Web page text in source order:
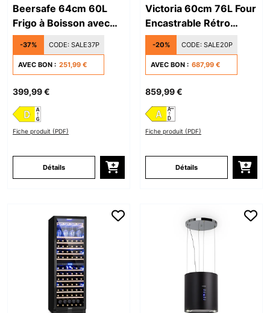
Beersafe 64cm 60L
Frigo à Boisson avec
Porte Vitrée Argent
-37% CODE: SALE37P
AVEC BON : 251,99 €
399,99 €
Fiche produit (PDF)
Détails
Victoria 60cm 76L Four
Encastrable Rétro
Crème Vintage
-20% CODE: SALE20P
AVEC BON : 687,99 €
859,99 €
Fiche produit (PDF)
Détails